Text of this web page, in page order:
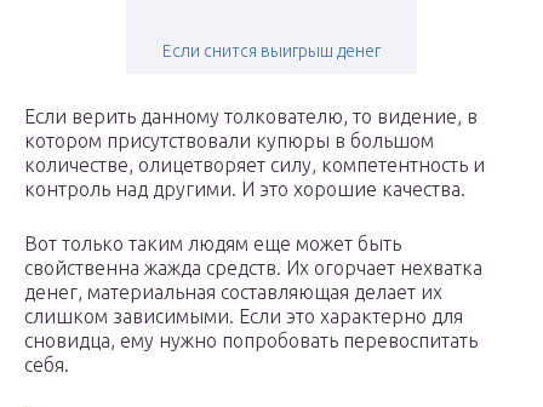
Если снится выигрыш денег
Если верить данному толкователю, то видение, в
котором присутствовали купюры в большом
количестве, олицетворяет силу, компетентность и
контроль над другими. И это хорошие качества.
Вот только таким людям еще может быть
свойственна жажда средств. Их огорчает нехватка
денег, материальная составляющая делает их
слишком зависимыми. Если это характерно для
сновидца, ему нужно попробовать перевоспитать
себя.